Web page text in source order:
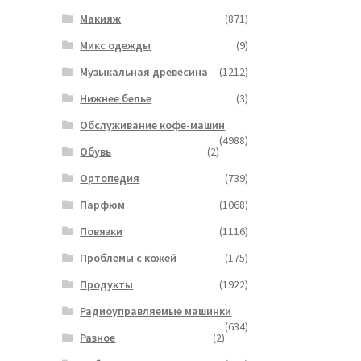
Макияж
(871)
Микс одежды
(9)
Музыкальная древесина
(1212)
Нижнее белье
(3)
Обслуживание кофе-машин
(4988)
Обувь
(2)
Ортопедия
(739)
Парфюм
(1068)
Повязки
(1116)
Проблемы с кожей
(175)
Продукты
(1922)
Радиоуправляемые машинки
(634)
Разное
(2)